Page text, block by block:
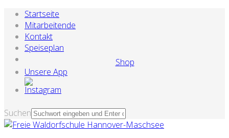
Startseite
Mitarbeitende
Kontakt
Speiseplan
Shop
Unsere App
Suchen